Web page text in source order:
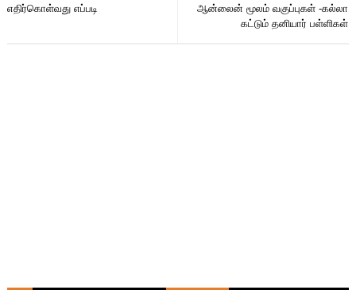
ஆன்லைன் மூலம் வகுப்புகள் -கல்லா
கட்டும் தனியார் பள்ளிகள்
எதிர்கொள்வது எப்படி